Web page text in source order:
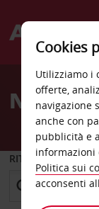
Welcome
Avis
RITIRO DA
Cookies
Utilizziamo i
offerte,
navigazione
anche con
pubblicità e
informazioni
Politica sui
acconsenti